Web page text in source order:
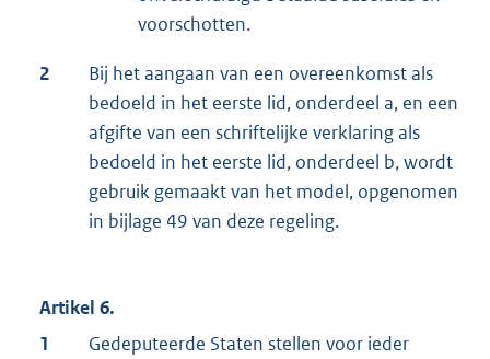
voorschotten.
2
Bij het aangaan van een overeenkomst als
bedoeld in het eerste lid, onderdeel a, en een
afgifte van een schriftelijke verklaring als
bedoeld in het eerste lid, onderdeel b, wordt
gebruik gemaakt van het model, opgenomen
in bijlage 49 van deze regeling.
Artikel 6.
1
Gedeputeerde Staten stellen voor ieder